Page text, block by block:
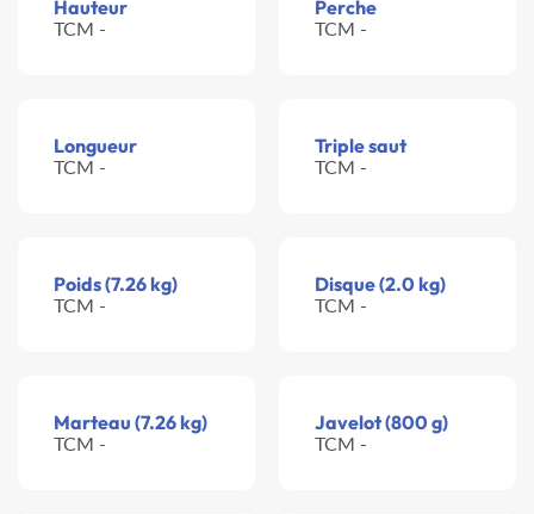
Hauteur
TCM -
Perche
TCM -
Longueur
TCM -
Triple saut
TCM -
Poids (7.26 kg)
TCM -
Disque (2.0 kg)
TCM -
Marteau (7.26 kg)
TCM -
Javelot (800 g)
TCM -